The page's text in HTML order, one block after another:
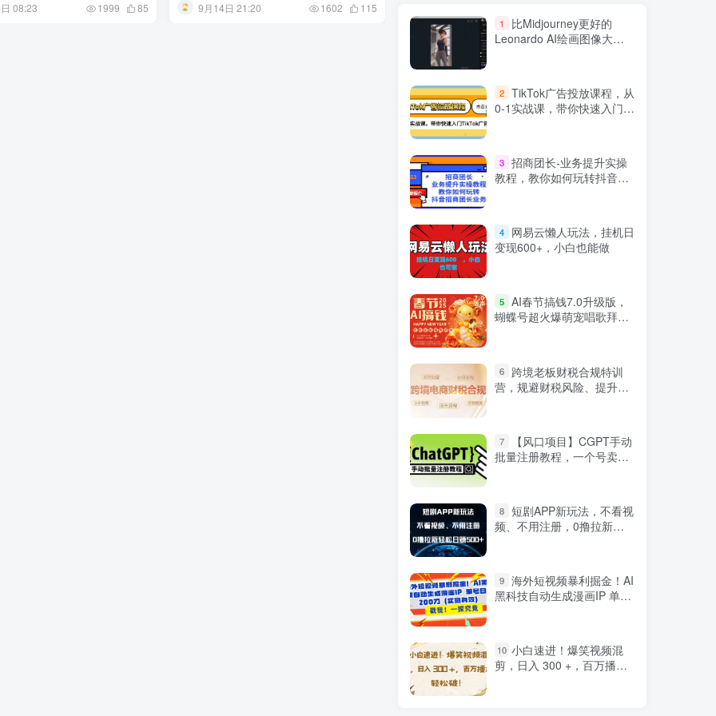
08:23 1999 85 9月14日 21:20 1602 115
1
比Midjourney更好的
Leonardo AI绘画图像大师
2 TikTok广告投放课程，从
0-1实战课，带你快速入门
3 招商团长-业务提升实操
教程，教你如何玩转抖音招
4
网易云懒人玩法，挂机日
变现600+，小白也能做
5 AI春节搞钱7.0升级版，
蝴蝶号超火爆萌宠唱歌拜
6
跨境老板财税合规特训
营，规避财税风险、提升企
7
【风口项目】CGPT手动
批量注册教程，一个号卖10-
8
短剧APP新玩法，不看视
频、不用注册，0撸拉新轻
9 海外短视频暴利掘金！AI
黑科技自动生成漫画IP 单号
10 小白速进！爆笑视频混
剪，日入 300 +，百万播放